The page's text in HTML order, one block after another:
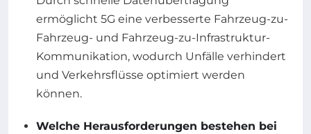
ermöglicht 5G eine verbesserte Fahrzeug-zu-
Fahrzeug- und Fahrzeug-zu-Infrastruktur-
Kommunikation, wodurch Unfälle verhindert
und Verkehrsflüsse optimiert werden
können.
Welche Herausforderungen bestehen bei